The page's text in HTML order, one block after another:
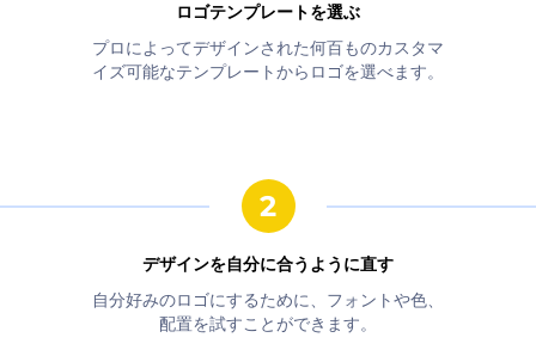
ロゴテンプレートを選ぶ
プロによってデザインされた何百ものカスタマ
イズ可能なテンプレートからロゴを選べます。
デザインを自分に合うように直す
自分好みのロゴにするために、フォントや色、
配置を試すことができます。